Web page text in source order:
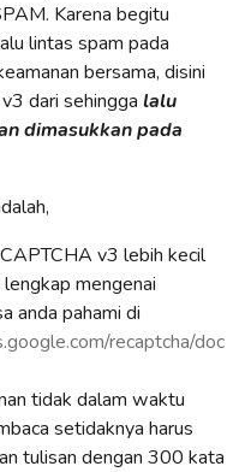
Karena begitu
lintas spam pada
bersama, disini
dari sehingga lalu
dimasukkan pada
v3 lebih kecil
mengenai
anda pahami di
recaptcha/doc
tidak dalam waktu
setidaknya harus
tulisan dengan 300 kata